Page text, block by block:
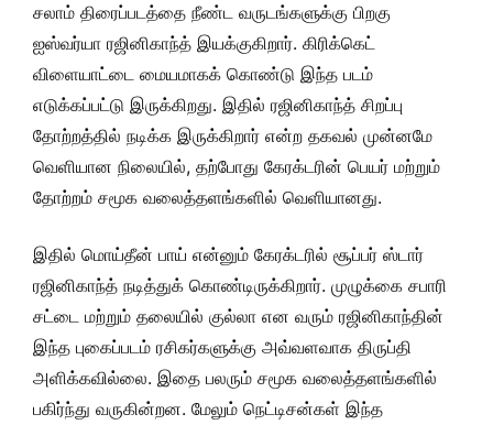
சலாம் திரைப்படத்தை நீண்ட வருடங்களுக்கு பிறகு
ஐஸ்வர்யா ரஜினிகாந்த் இயக்குகிறார். கிரிக்கெட்
விளையாட்டை மையமாகக் கொண்டு இந்த படம்
எடுக்கப்பட்டு இருக்கிறது. இதில் ரஜினிகாந்த் சிறப்பு
தோற்றத்தில் நடிக்க இருக்கிறார் என்ற தகவல் முன்னமே
வெளியான நிலையில், தற்போது கேரக்டரின் பெயர் மற்றும்
தோற்றம் சமூக வலைத்தளங்களில் வெளியானது.
இதில் மொய்தீன் பாய் என்னும் கேரக்டரில் சூப்பர் ஸ்டார்
ரஜினிகாந்த் நடித்துக் கொண்டிருக்கிறார். முழுக்கை சபாரி
சட்டை மற்றும் தலையில் குல்லா என வரும் ரஜினிகாந்தின்
இந்த புகைப்படம் ரசிகர்களுக்கு அவ்வளவாக திருப்தி
அளிக்கவில்லை. இதை பலரும் சமூக வலைத்தளங்களில்
பகிர்ந்து வருகின்றன. மேலும் நெட்டிசன்கள் இந்த